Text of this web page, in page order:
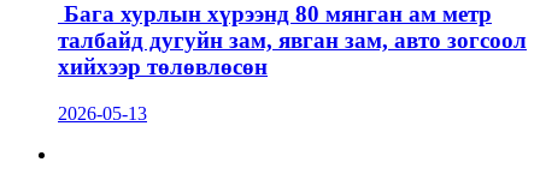
Бага хурлын хүрээнд 80 мянган ам метр
талбайд дугуйн зам, явган зам, авто зогсоол
хийхээр төлөвлөсөн
2026-05-13